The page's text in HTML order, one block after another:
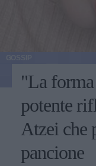
"La
potente
Atzei che
pancione